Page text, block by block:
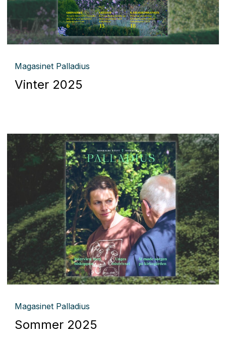
Magasinet Palladius
Vinter 2025
Magasinet Palladius
Sommer 2025